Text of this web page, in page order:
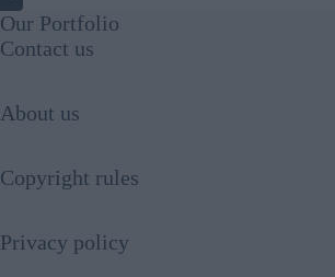
Our Portfolio
Contact us
About us
Copyright rules
Privacy policy